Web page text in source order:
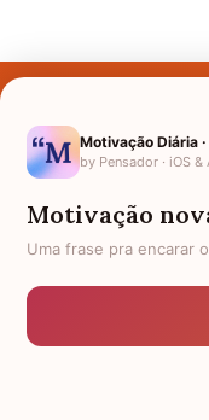
Motivação Diária
by Pensador · iOS &
Motivação
Uma frase pra encarar